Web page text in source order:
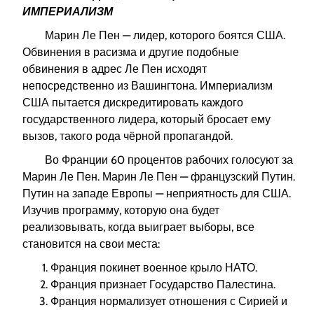
ИМПЕРИАЛИЗМ
Марин Ле Пен — лидер, которого боятся США.
Обвинения в расизма и другие подобные
обвинения в адрес Ле Пен исходят
непосредственно из Вашингтона. Империализм
США пытается дискредитировать каждого
государственного лидера, который бросает ему
вызов, такого рода чёрной пропагандой.
Во Франции 60 процентов рабочих голосуют за
Марин Ле Пен. Марин Ле Пен — французский Путин.
Путин на западе Европы — неприятность для США.
Изучив программу, которую она будет
реализовывать, когда выиграет выборы, все
становится на свои места:
Франция покинет военное крыло НАТО.
Франция признает Государство Палестина.
Франция нормализует отношения с Сирией и